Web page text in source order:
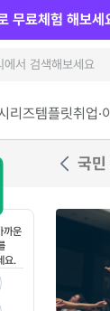
리즈템플릿취업·
무료체험 해보세
국민
까운
요.